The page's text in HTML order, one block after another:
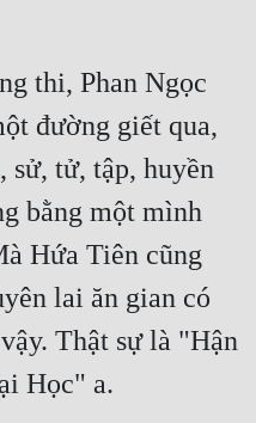
thi, Phan Ngọc
đường giết qua,
sử, tử, tập, huyền
bằng một mình
Hứa Tiên cũng
lai ăn gian có
Thật sự là "Hận
Học" a.